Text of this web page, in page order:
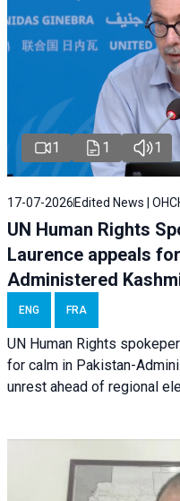
1 1 1
17-07-2026 Edited News |
UN Human Rights
Laurence appeals
Administered
ENG FRA
UN Human Rights
for calm in Pakistan-
unrest ahead of regional